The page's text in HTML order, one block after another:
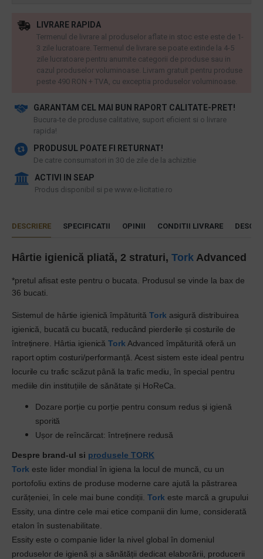
GARANTAM CEL MAI BUN RAPORT CALITATE-PRET!
​Bucura-te de produse calitative, suport eficient si o livrare
rapida!
PRODUSUL POATE FI RETURNAT!
De catre consumatori in 30 de zile de la achizitie
ACTIVI IN SEAP
Produs disponibil si pe www.e-licitatie.ro
LIVRARE RAPIDA
Termenul de livrare al produselor aflate in stoc este este de 1-
3 zile lucratoare. Termenul de livrare se poate extinde la 4-5
zile lucratoare pentru anumite categorii de produse sau in
cazul produselor voluminoase. Livram gratuit pentru produse
peste 490 RON + TVA, cu exceptia produselor voluminoase.
DESCRIERE SPECIFICATII OPINII CONDITII LIVRARE
Hârtie igienică pliată, 2 straturi, Tork Advanced
*pretul afisat este pentru o bucata. Produsul se vinde la bax de
36 bucati.
Sistemul de hârtie igienică împăturităTork asigură distribuirea
igienică, bucată cu bucată, reducând pierderile și costurile de
întreținere. Hârtia igienicăTork Advanced împăturită oferă un
raport optim costuri/performanță. Acest sistem este ideal pentru
locurile cu trafic scăzut până la trafic mediu, în special pentru
mediile din instituțiile de sănătate și HoReCa.
Dozare porție cu porție pentru consum redus și igienă
sporită
Ușor de reîncărcat: întreținere redusă
Despre brand-ul si produsele TORK
Tork este lider mondial în igiena la locul de muncă, cu un
portofoliu extins de produse moderne care ajută la păstrarea
curățeniei, în cele mai bune condiții. Tork este marcă a grupului
Essity, una dintre cele mai etice companii din lume, considerată
etalon în sustenabilitate.
Essity este o companie lider la nivel global în domeniul
produselor de igienă și a sănătății dedicat elaborării, producerii